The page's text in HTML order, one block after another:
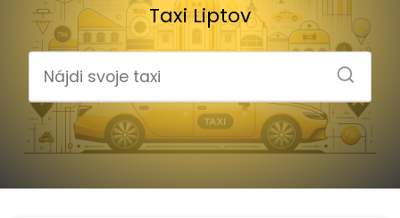
Taxi Liptov